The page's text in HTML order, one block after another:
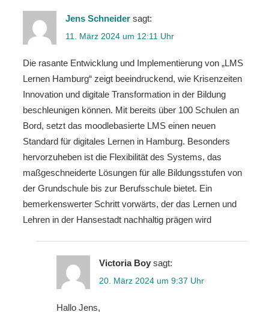
Jens Schneider sagt:
11. März 2024 um 12:11 Uhr
Die rasante Entwicklung und Implementierung von „LMS
Lernen Hamburg“ zeigt beeindruckend, wie Krisenzeiten
Innovation und digitale Transformation in der Bildung
beschleunigen können. Mit bereits über 100 Schulen an
Bord, setzt das moodlebasierte LMS einen neuen
Standard für digitales Lernen in Hamburg. Besonders
hervorzuheben ist die Flexibilität des Systems, das
maßgeschneiderte Lösungen für alle Bildungsstufen von
der Grundschule bis zur Berufsschule bietet. Ein
bemerkenswerter Schritt vorwärts, der das Lernen und
Lehren in der Hansestadt nachhaltig prägen wird
Victoria Boy sagt:
20. März 2024 um 9:37 Uhr
Hallo Jens,